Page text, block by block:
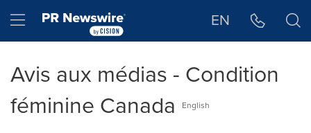
Hamburger menu EN
Avis aux médias - Condition
féminine Canada
English